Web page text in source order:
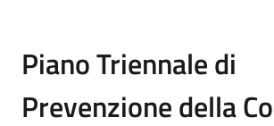
Piano Triennale di
Prevenzione della